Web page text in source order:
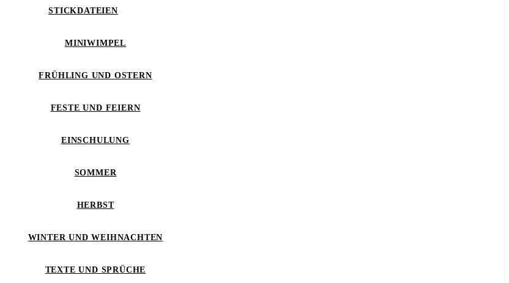
STICKDATEIEN
MINIWIMPEL
FRÜHLING UND OSTERN
FESTE UND FEIERN
EINSCHULUNG
SOMMER
HERBST
WINTER UND WEIHNACHTEN
TEXTE UND SPRÜCHE